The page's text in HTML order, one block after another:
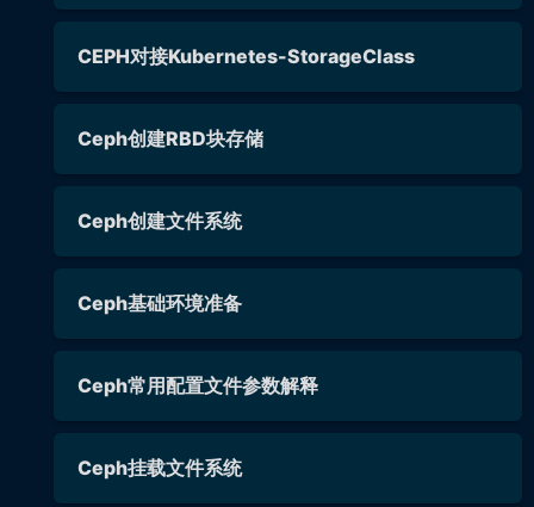
CEPH对接Kubernetes-StorageClass
Ceph创建RBD块存储
Ceph创建文件系统
Ceph基础环境准备
Ceph常用配置文件参数解释
Ceph挂载文件系统